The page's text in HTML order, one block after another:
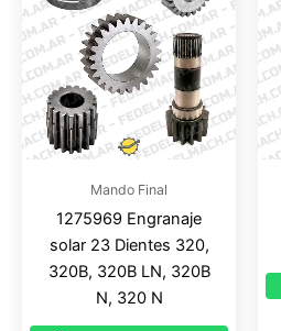
Mando Final
1275969 Engranaje
solar 23 Dientes 320,
320B, 320B LN, 320B
N, 320 N